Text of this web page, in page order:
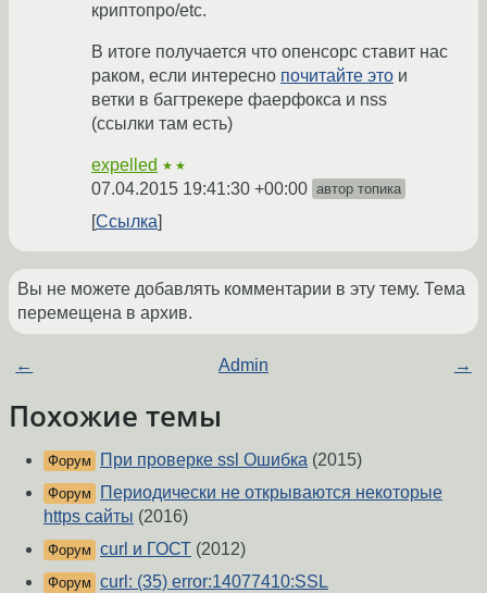
криптопро/etc.
В итоге получается что опенсорс ставит нас
раком, если интересно почитайте это и
ветки в багтрекере фаерфокса и nss
(ссылки там есть)
expelled ★★
07.04.2015 19:41:30 +00:00 автор топика
Ссылка
Вы не можете добавлять комментарии в эту тему. Тема
перемещена в архив.
← Admin →
Похожие темы
Форум При проверке ssl Ошибка (2015)
Форум
Периодически не открываются некоторые
https сайты (2016)
Форум curl и ГОСТ (2012)
Форум curl: (35) error:14077410:SSL